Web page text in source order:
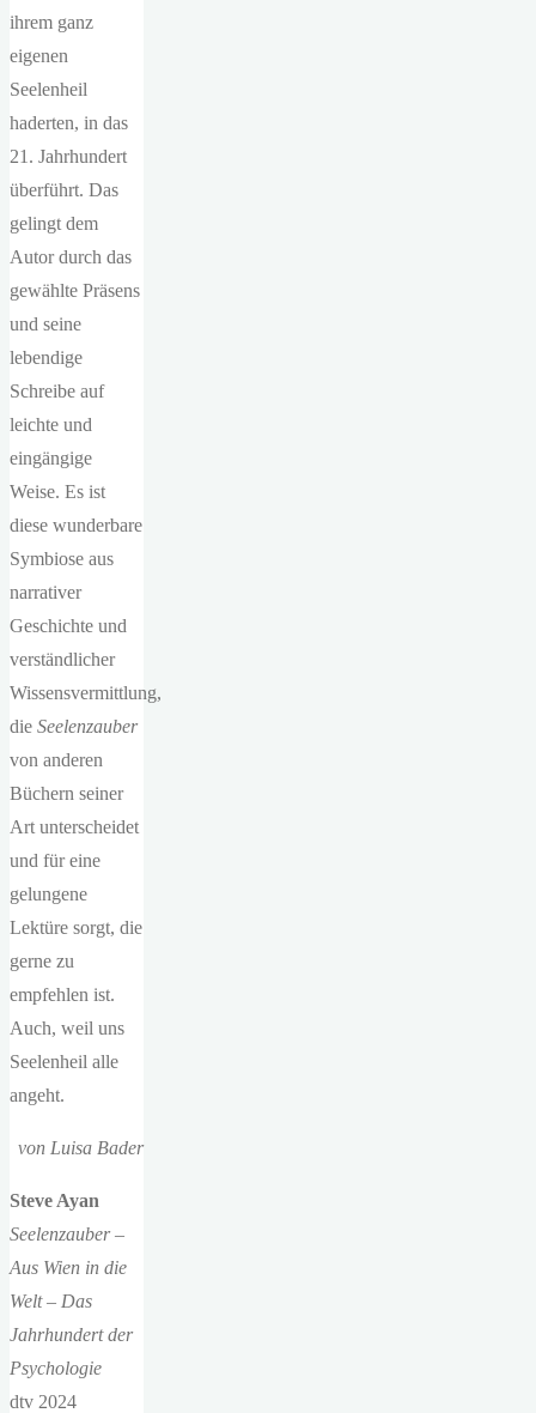
ihrem ganz
eigenen
Seelenheil
haderten, in das
21. Jahrhundert
überführt. Das
gelingt dem
Autor durch das
gewählte Präsens
und seine
lebendige
Schreibe auf
leichte und
eingängige
Weise. Es ist
diese wunderbare
Symbiose aus
narrativer
Geschichte und
verständlicher
Wissensvermittlung,
die Seelenzauber
von anderen
Büchern seiner
Art unterscheidet
und für eine
gelungene
Lektüre sorgt, die
gerne zu
empfehlen ist.
Auch, weil uns
Seelenheil alle
angeht.
von Luisa Bader
Steve Ayan
Seelenzauber –
Aus Wien in die
Welt – Das
Jahrhundert der
Psychologie
dtv 2024